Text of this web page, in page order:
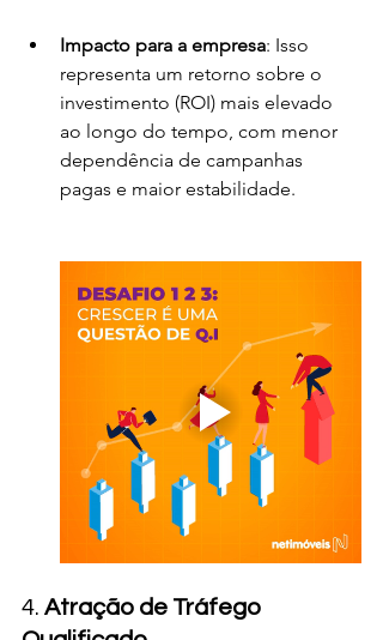
Impacto para a empresa: Isso
representa um retorno sobre o
investimento (ROI) mais elevado
ao longo do tempo, com menor
dependência de campanhas
pagas e maior estabilidade.
4. Atração de Tráfego